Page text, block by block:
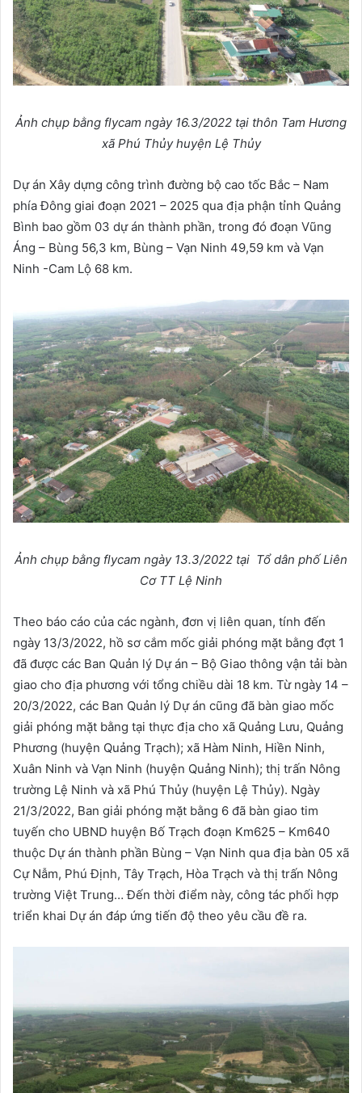
Ảnh chụp bằng flycam ngày 16.3/2022 tại thôn Tam Hương
xã Phú Thủy huyện Lệ Thủy
Dự án Xây dựng công trình đường bộ cao tốc Bắc – Nam
phía Đông giai đoạn 2021 – 2025 qua địa phận tỉnh Quảng
Bình bao gồm 03 dự án thành phần, trong đó đoạn Vũng
Áng – Bùng 56,3 km, Bùng – Vạn Ninh 49,59 km và Vạn
Ninh -Cam Lộ 68 km.
Ảnh chụp bằng flycam ngày 13.3/2022 tại Tổ dân phố Liên
Cơ TT Lệ Ninh
Theo báo cáo của các ngành, đơn vị liên quan, tính đến
ngày 13/3/2022, hồ sơ cắm mốc giải phóng mặt bằng đợt 1
đã được các Ban Quản lý Dự án – Bộ Giao thông vận tải bàn
giao cho địa phương với tổng chiều dài 18 km. Từ ngày 14 –
20/3/2022, các Ban Quản lý Dự án cũng đã bàn giao mốc
giải phóng mặt bằng tại thực địa cho xã Quảng Lưu, Quảng
Phương (huyện Quảng Trạch); xã Hàm Ninh, Hiền Ninh,
Xuân Ninh và Vạn Ninh (huyện Quảng Ninh); thị trấn Nông
trường Lệ Ninh và xã Phú Thủy (huyện Lệ Thủy). Ngày
21/3/2022, Ban giải phóng mặt bằng 6 đã bàn giao tim
tuyến cho UBND huyện Bố Trạch đoạn Km625 – Km640
thuộc Dự án thành phần Bùng – Vạn Ninh qua địa bàn 05 xã
Cự Nẫm, Phú Định, Tây Trạch, Hòa Trạch và thị trấn Nông
trường Việt Trung… Đến thời điểm này, công tác phối hợp
triển khai Dự án đáp ứng tiến độ theo yêu cầu đề ra.